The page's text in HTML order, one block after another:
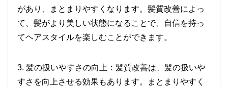
があり、まとまりやすくなります。髪質改善によっ
て、髪がより美しい状態になることで、自信を持っ
てヘアスタイルを楽しむことができます。
3. 髪の扱いやすさの向上：髪質改善は、髪の扱いや
すさを向上させる効果もあります。まとまりやすく